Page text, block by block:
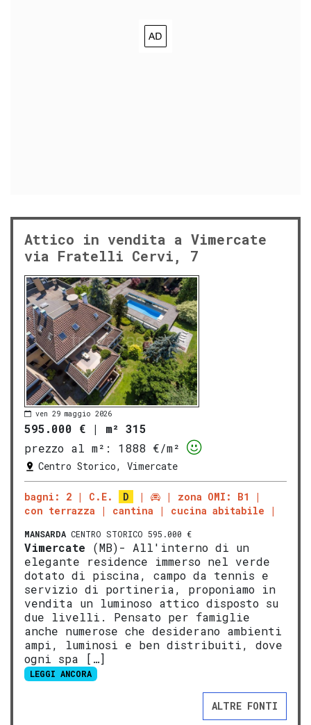
Attico in vendita a Vimercate
via Fratelli Cervi, 7
ven 29 maggio 2026
595.000 € | m² 315
prezzo al m²:
1888 €/m²
Centro Storico, Vimercate
bagni: 2 C.E. D
zona OMI: B1
con terrazza
cantina cucina abitabile
MANSARDA CENTRO STORICO 595.000 €
Vimercate (MB)- All'interno di un
elegante residence immerso nel verde
dotato di piscina, campo da tennis e
servizio di portineria, proponiamo in
vendita un luminoso attico disposto su
due livelli. Pensato per famiglie
anche numerose che desiderano ambienti
ampi, luminosi e ben distribuiti, dove
ogni spa […]
LEGGI ANCORA
ALTRE FONTI